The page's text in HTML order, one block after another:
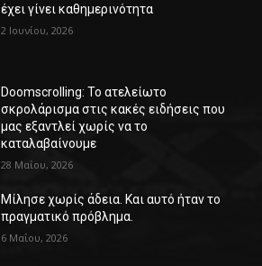
έχει γίνει καθημερινότητα
2 Ιουνίου, 2026
Doomscrolling: Το ατελείωτο
σκρολάρισμα στις κακές ειδήσεις που
μας εξαντλεί χωρίς να το
καταλαβαίνουμε
28 Μαΐου, 2026
Μίλησε χωρίς άδεια. Και αυτό ήταν το
πραγματικό πρόβλημα.
6 Μαΐου, 2026